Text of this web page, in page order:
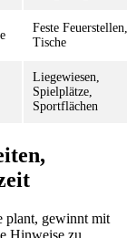
Feste Feuerstellen,
Tische
Liegewiesen,
Spielplätze,
Sportflächen
plant, gewinnt mit
Hinweise zu